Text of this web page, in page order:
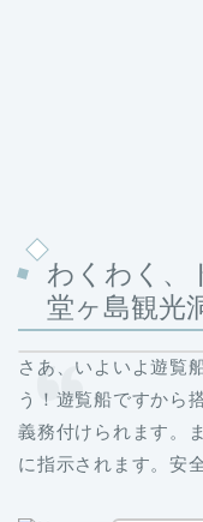
わくわく、
堂ヶ島観光
さあ、いよいよ遊覧
う！遊覧船ですから
義務付けられます。
に指示されます。安